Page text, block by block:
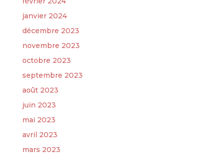
janvier 2024
décembre 2023
novembre 2023
octobre 2023
septembre 2023
août 2023
juin 2023
mai 2023
avril 2023
mars 2023